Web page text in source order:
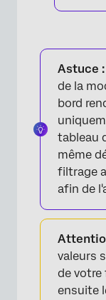
Astuce :
de la
bord
tableau
même
filtrage
afin de
valeurs
de
ensuite